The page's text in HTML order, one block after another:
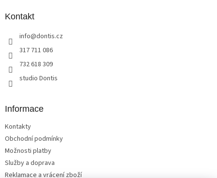
Kontakt
info@dontis.cz
317 711 086
732 618 309
studio Dontis
Informace
Kontakty
Obchodní podmínky
Možnosti platby
Služby a doprava
Reklamace a vrácení zboží